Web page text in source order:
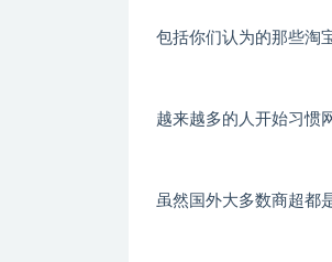
包括你们认为的那些淘
越来越多的人开始习惯
虽然国外大多数商超都